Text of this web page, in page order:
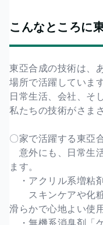
こんなところに
東亞合成の技術は、
場所で活躍しています
日常生活、会社、そ
私たちの技術がさま
〇家で活躍する東亞
意外にも、日常生
ます。
・アクリル系増粘
スキンケアや化粧
滑らかで心地よい使
・無機系消臭剤「